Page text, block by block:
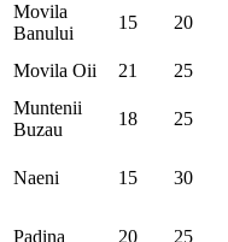
Movila
Banului
15 20
Movila Oii
21 25
Muntenii
Buzau
18 25
Naeni 15 30
Padina
20 25